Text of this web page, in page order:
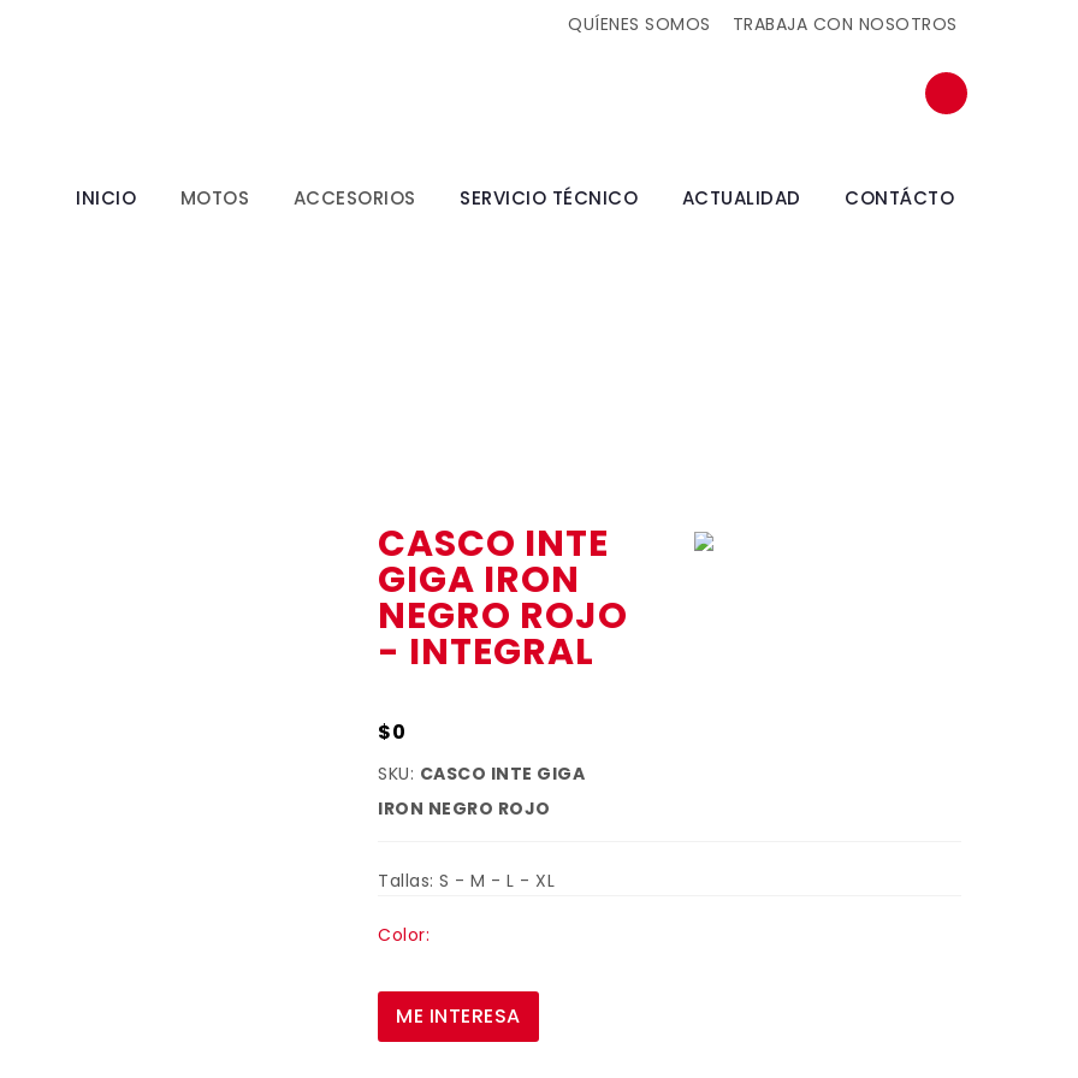
QUÍENES SOMOS TRABAJA CON NOSOTROS
INICIO MOTOS ACCESORIOS SERVICIO TÉCNICO ACTUALIDAD CONTÁCTO
CASCO INTE
GIGA IRON
NEGRO ROJO
- INTEGRAL
$0
SKU: CASCO INTE GIGA
IRON NEGRO ROJO
Tallas: S - M - L - XL
Color:
ME INTERESA